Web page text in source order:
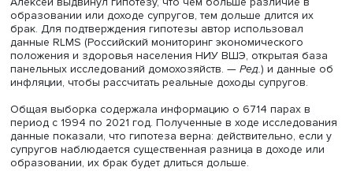
выручку мобильных операторов. Однако со временем
насыщается, и количество потенциальных клиентов
становится сдерживающим фактором.
Мария предсказывает, что в ближайшие годы
выручки за счет наращивания абонентской базы будет
способам увеличения выручки. Возможно, это будет
создание других цифровых экосистемных продуктов,
позволит повысить проникновение и лояльность
потребителей к операторам.